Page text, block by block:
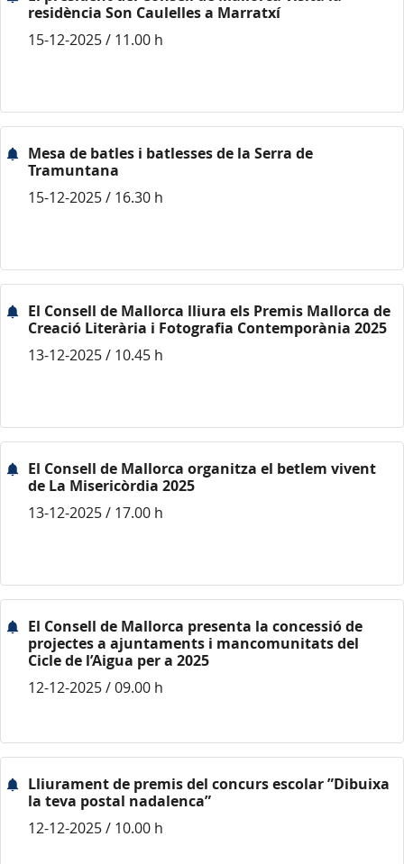
residència Son Caulelles a Marratxí
15-12-2025 / 11.00 h
Mesa de batles i batlesses de la Serra de
Tramuntana
15-12-2025 / 16.30 h
El Consell de Mallorca lliura els Premis Mallorca de
Creació Literària i Fotografia Contemporània 2025
13-12-2025 / 10.45 h
El Consell de Mallorca organitza el betlem vivent
de La Misericòrdia 2025
13-12-2025 / 17.00 h
El Consell de Mallorca presenta la concessió de
projectes a ajuntaments i mancomunitats del
Cicle de l’Aigua per a 2025
12-12-2025 / 09.00 h
Lliurament de premis del concurs escolar ”Dibuixa
la teva postal nadalenca”
12-12-2025 / 10.00 h